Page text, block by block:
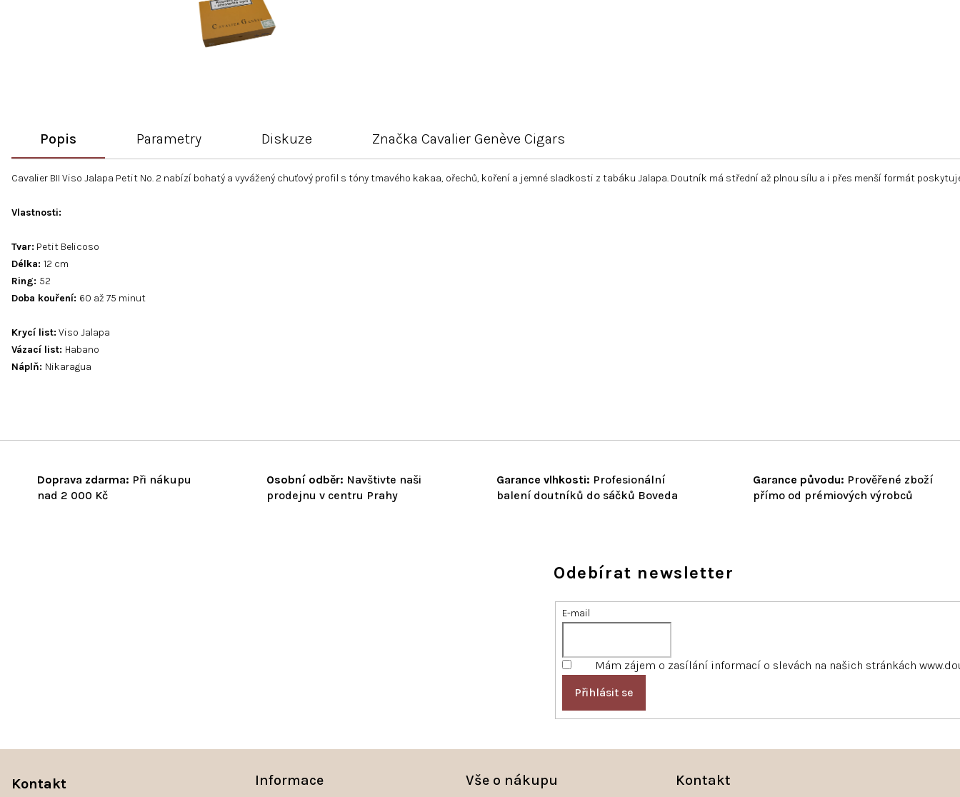
Doprava zdarma: Při nákupu
nad 2 000 Kč
Osobní odběr: Navštivte naši
prodejnu v centru Prahy
Garance vlhkosti: Profesionální
balení doutníků do sáčků Boveda
Garance původu: Prověřené zboží
přímo od prémiových výrobců
Popis Parametry Diskuze Značka Cavalier Genève Cigars
Cavalier BII Viso Jalapa Petit No. 2 nabízí bohatý a vyvážený chuťový profil s tóny tmavého kakaa, ořechů, koření a jemné sladkosti z tabáku Jalapa. Doutník má střední až plnou sílu a i přes menší formát
Vlastnosti:
Tvar: Petit Belicoso
Délka: 12 cm
Ring: 52
Doba kouření: 60 až 75 minut
Krycí list: Viso Jalapa
Vázací list: Habano
Náplň: Nikaragua
Odebírat newsletter
E-mail
Mám zájem o zasílání informací o slevách na našich stránkách
Přihlásit se
Informace Vše o nákupu Kontakt
Kontakt